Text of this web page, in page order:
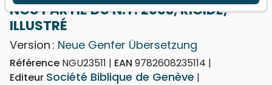
NGU PARTIE DU N.T. 2003, RIGIDE,
ILLUSTRÉ
Version : Neue Genfer Übersetzung
Référence NGU23511 EAN 9782608235114
Editeur Société Biblique de Genève